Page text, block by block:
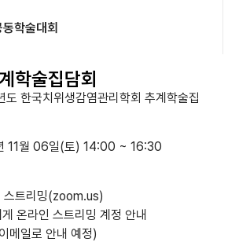
학술대회
학술집담회
도 한국치위생감염관리학회 추계학술집
11월 06일(토) 14:00 ~ 16:30
스트리밍(zoom.us)
온라인 스트리밍 계정 안내
메일로 안내 예정)